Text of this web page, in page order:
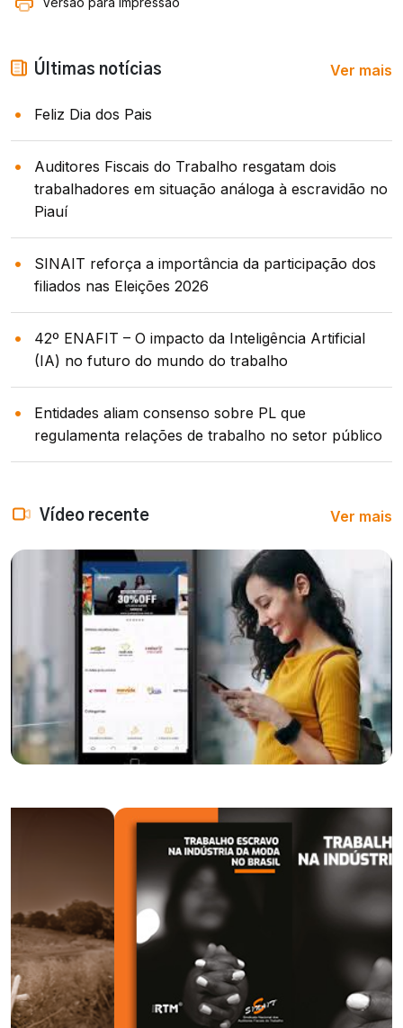
Últimas notícias Ver mais
Feliz Dia dos Pais
Auditores Fiscais do Trabalho resgatam dois
trabalhadores em situação análoga à escravidão no
Piauí
SINAIT reforça a importância da participação dos
filiados nas Eleições 2026
42º ENAFIT – O impacto da Inteligência Artificial
(IA) no futuro do mundo do trabalho
Entidades aliam consenso sobre PL que
regulamenta relações de trabalho no setor público
Vídeo recente Ver mais